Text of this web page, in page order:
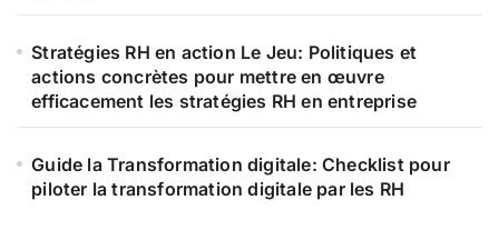
Stratégies RH en action Le Jeu: Politiques et
actions concrètes pour mettre en œuvre
efficacement les stratégies RH en entreprise
Guide la Transformation digitale: Checklist pour
piloter la transformation digitale par les RH